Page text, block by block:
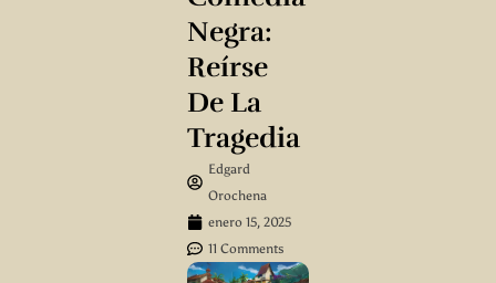
Negra:
Reírse
De La
Tragedia
Edgard
Orochena
enero 15, 2025
11 Comments